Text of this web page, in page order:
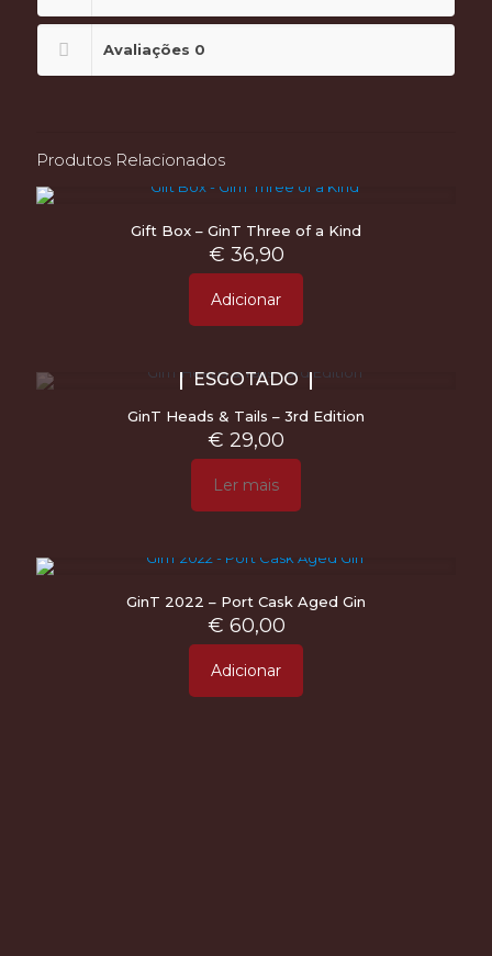
Avaliações 0
Produtos Relacionados
Gift Box – GinT Three of a Kind
€ 36,90
Adicionar
ESGOTADO
GinT Heads & Tails – 3rd Edition
€ 29,00
Ler mais
GinT 2022 – Port Cask Aged Gin
€ 60,00
Adicionar